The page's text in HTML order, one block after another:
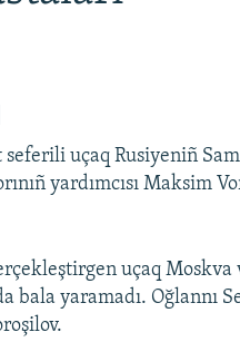
seferili uçaq Rusiyeniñ
yardımcısı Maksim
uçaq Moskva
bala yaramadı. Oğlannı